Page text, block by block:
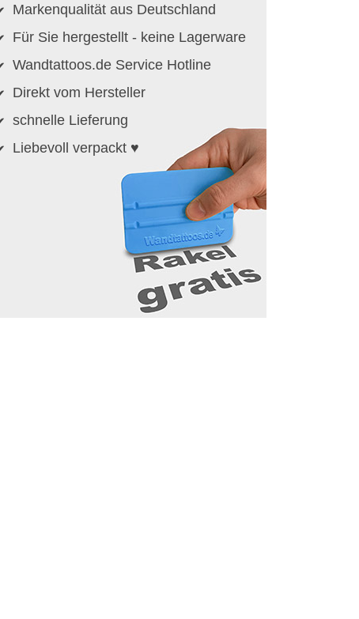
Markenqualität aus Deutschland
Für Sie hergestellt - keine Lagerware
Wandtattoos.de Service Hotline
Direkt vom Hersteller
schnelle Lieferung
Liebevoll verpackt ♥